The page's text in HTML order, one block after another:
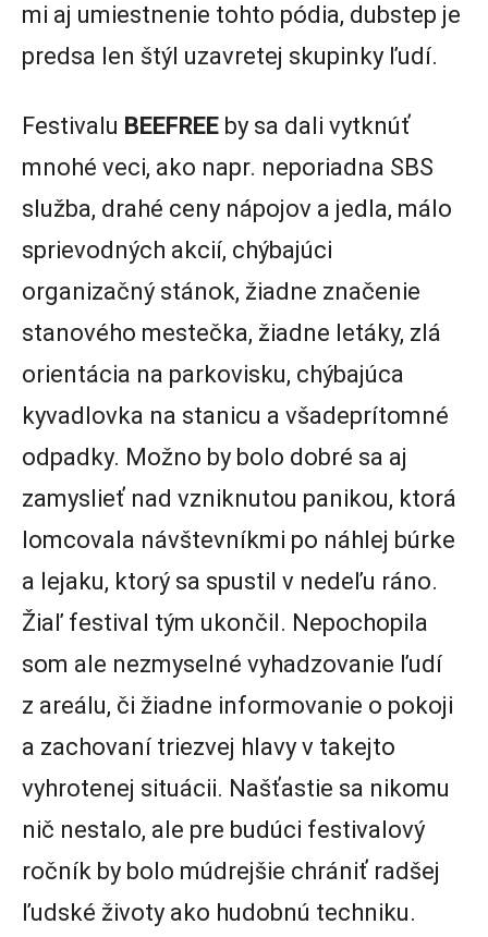
mi aj umiestnenie tohto pódia, dubstep je
predsa len štýl uzavretej skupinky ľudí.
Festivalu BEEFREE by sa dali vytknúť
mnohé veci, ako napr. neporiadna SBS
služba, drahé ceny nápojov a jedla, málo
sprievodných akcií, chýbajúci
organizačný stánok, žiadne značenie
stanového mestečka, žiadne letáky, zlá
orientácia na parkovisku, chýbajúca
kyvadlovka na stanicu a všadeprítomné
odpadky. Možno by bolo dobré sa aj
zamyslieť nad vzniknutou panikou, ktorá
lomcovala návštevníkmi po náhlej búrke
a lejaku, ktorý sa spustil v nedeľu ráno.
Žiaľ festival tým ukončil. Nepochopila
som ale nezmyselné vyhadzovanie ľudí
z areálu, či žiadne informovanie o pokoji
a zachovaní triezvej hlavy v takejto
vyhrotenej situácii. Našťastie sa nikomu
nič nestalo, ale pre budúci festivalový
ročník by bolo múdrejšie chrániť radšej
ľudské životy ako hudobnú techniku.